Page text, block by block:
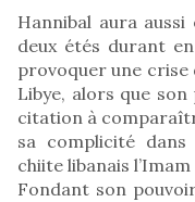
Hannibal aura aussi
deux étés durant
provoquer une crise
Libye, alors que son
citation à
sa complicité
chiite libanais
Fondant son